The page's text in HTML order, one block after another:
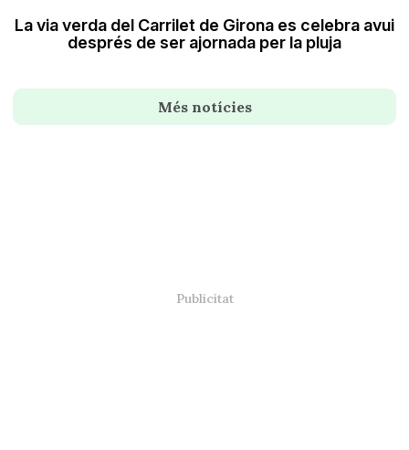
La via verda del Carrilet de Girona es celebra avui
després de ser ajornada per la pluja
Més notícies